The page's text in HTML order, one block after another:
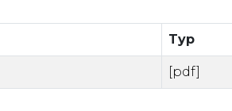
Typ
[pdf]